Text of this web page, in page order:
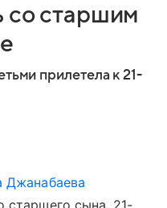
со старшим
прилетела к 21-
Джанабаева
старшего сына, 21-